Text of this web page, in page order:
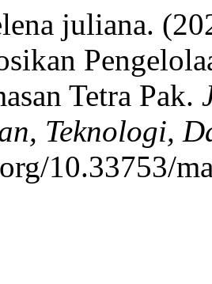
juliana.
Tetra Pak.
Teknologi,
10.33753/